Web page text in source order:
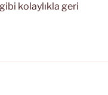
kolaylıkla geri